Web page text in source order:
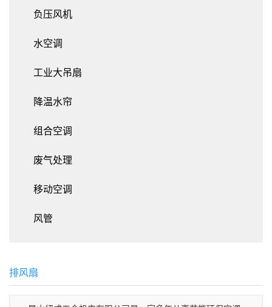
负压风机
水空调
工业大吊扇
降温水帘
组合空调
废气处理
移动空调
风管
排风扇